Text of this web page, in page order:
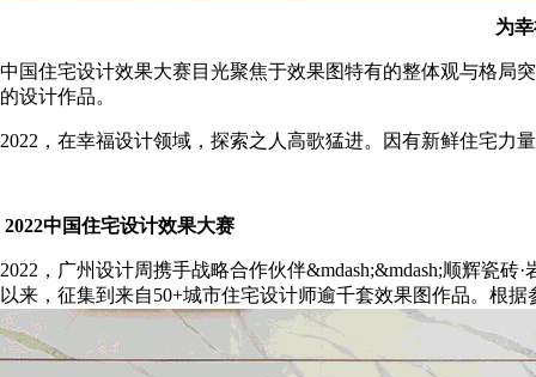
为
中国住宅设计效果大赛目光聚焦于效果图特有的整体观与格局
的设计作品。
2022，在幸福设计领域，探索之人高歌猛进。因有新鲜住宅力
2022中国住宅设计效果大赛
2022，广州设计周携手战略合作伙伴&mdash;&mdash;顺辉瓷
以来，征集到来自50+城市住宅设计师逾千套效果图作品。根